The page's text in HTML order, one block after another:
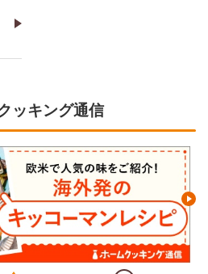
ッキング通信